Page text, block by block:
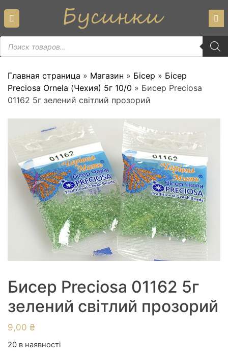
content
Пошук
товарів
Главная страница » Магазин » Бісер » Бісер
Preciosa Ornela (Чехия) 5г 10/0 » Бисер Preciosa
01162 5г зелений світлий прозорий
Бисер Preciosa 01162 5г
зелений світлий прозорий
9,00 ₴
20 в наявності